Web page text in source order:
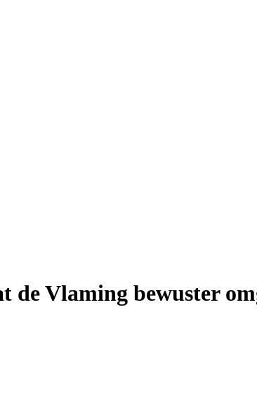
de Vlaming bewuster